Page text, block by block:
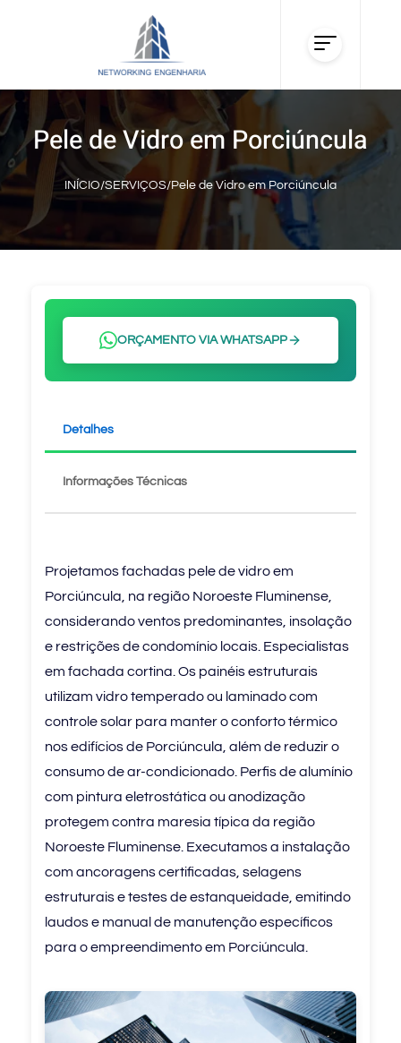
Pele de Vidro em Porciúncula
INÍCIO/SERVIÇOS/Pele de Vidro em Porciúncula
ORÇAMENTO VIA WHATSAPP
Detalhes
Informações Técnicas
Projetamos fachadas pele de vidro em
Porciúncula, na região Noroeste Fluminense,
considerando ventos predominantes, insolação
e restrições de condomínio locais. Especialistas
em fachada cortina. Os painéis estruturais
utilizam vidro temperado ou laminado com
controle solar para manter o conforto térmico
nos edifícios de Porciúncula, além de reduzir o
consumo de ar-condicionado. Perfis de alumínio
com pintura eletrostática ou anodização
protegem contra maresia típica da região
Noroeste Fluminense. Executamos a instalação
com ancoragens certificadas, selagens
estruturais e testes de estanqueidade, emitindo
laudos e manual de manutenção específicos
para o empreendimento em Porciúncula.